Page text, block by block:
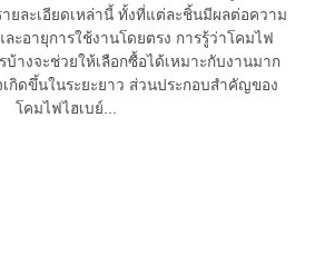
ยละเอียดเหล่านี้ ทั้งที่แต่ละชิ้นมีผลต่อความ
ะอายุการใช้งานโดยตรง การรู้ว่าโคมไฟ
บ้างจะช่วยให้เลือกซื้อได้เหมาะกับงานมาก
ดขึ้นในระยะยาว ส่วนประกอบสำคัญของ
โคมไฟไฮเบย์...